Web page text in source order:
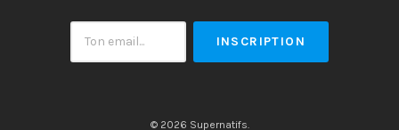
© 2026 Supernatifs.